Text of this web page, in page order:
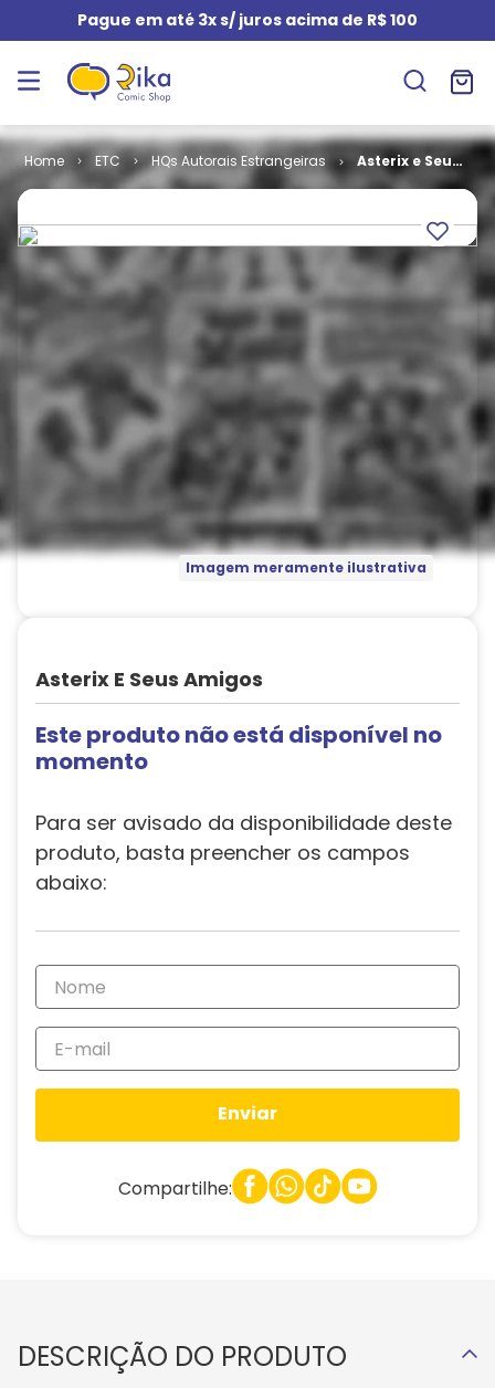
Pague em até 3x s/ juros acima de R$ 100
ETC HQs Autorais Estrangeiras
Asterix e Seus
Amigos
Imagem meramente ilustrativa
Asterix E Seus Amigos
Este produto não está disponível no
momento
Para ser avisado da disponibilidade deste
produto, basta preencher os campos
abaixo:
Enviar
Compartilhe:
DESCRIÇÃO DO PRODUTO